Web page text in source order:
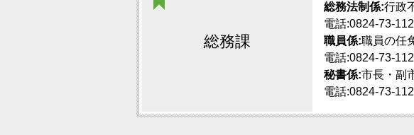
総務課
総務法制係:行政
電話:0824-73-
職員係:職員の任
電話:0824-73-
秘書係:市長・副
電話:0824-73-